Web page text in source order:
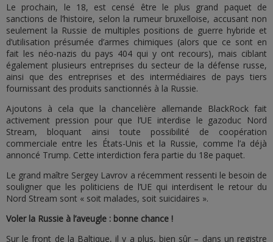
Le prochain, le 18, est censé être le plus grand paquet de
sanctions de l’histoire, selon la rumeur bruxelloise, accusant non
seulement la Russie de multiples positions de guerre hybride et
d’utilisation présumée d’armes chimiques (alors que ce sont en
fait les néo-nazis du pays 404 qui y ont recours), mais ciblant
également plusieurs entreprises du secteur de la défense russe,
ainsi que des entreprises et des intermédiaires de pays tiers
fournissant des produits sanctionnés à la Russie.
Ajoutons à cela que la chancelière allemande BlackRock fait
activement pression pour que l’UE interdise le gazoduc Nord
Stream, bloquant ainsi toute possibilité de coopération
commerciale entre les États-Unis et la Russie, comme l’a déjà
annoncé Trump. Cette interdiction fera partie du 18e paquet.
Le grand maître Sergey Lavrov a récemment ressenti le besoin de
souligner que les politiciens de l’UE qui interdisent le retour du
Nord Stream sont « soit malades, soit suicidaires ».
Voler la Russie à l’aveugle : bonne chance !
Sur le front de la Baltique, il y a plus, bien sûr – dans un registre